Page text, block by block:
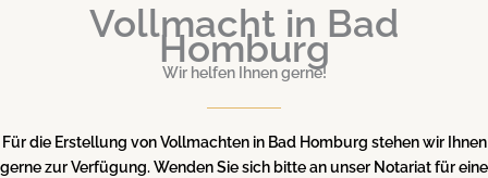
Vollmacht in Bad
Homburg
Wir helfen Ihnen gerne!
Für die Erstellung von Vollmachten in Bad Homburg stehen wir Ihnen
gerne zur Verfügung. Wenden Sie sich bitte an unser Notariat für eine